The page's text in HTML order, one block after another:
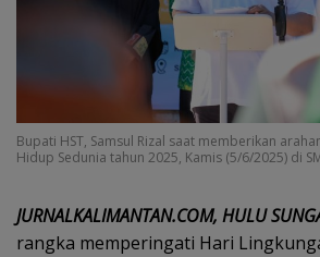
Bupati HST, Samsul Rizal saat memberikan
Hidup Sedunia tahun 2025, Kamis (5/6/2025) di
JURNALKALIMANTAN.COM, HULU
rangka memperingati Hari